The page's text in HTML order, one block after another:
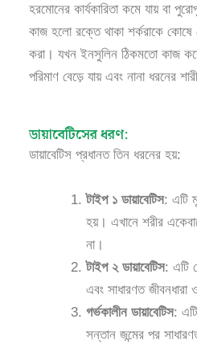
হরমোনের কার্যকারিতা কমে যায় বা
কাজ হলো রক্তে থাকা শর্করাকে
করা। যখন ইনসুলিন ঠিকমতো কাজ
পরিমাণ বেড়ে যায় এবং নানা ধরনের
ডায়াবেটিসের ধরণ:
ডায়াবেটিস প্রধানত তিন ধরনের হয়:
টাইপ ১ ডায়াবেটিস: এটি
হয়। এখানে শরীর
না।
টাইপ ২ ডায়াবেটিস: এটি
এবং সাধারণত জীবনধারা
গর্ভকালীন ডায়াবেটিস:
সন্তান জন্মের পর